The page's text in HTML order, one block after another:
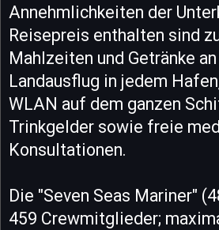
Annehmlichkeiten der
Reisepreis enthalten sind
Mahlzeiten und Getränke
Landausflug in jedem
WLAN auf dem ganzen
Trinkgelder sowie freie
Konsultationen.
Die "Seven Seas Mariner"
459 Crewmitglieder;